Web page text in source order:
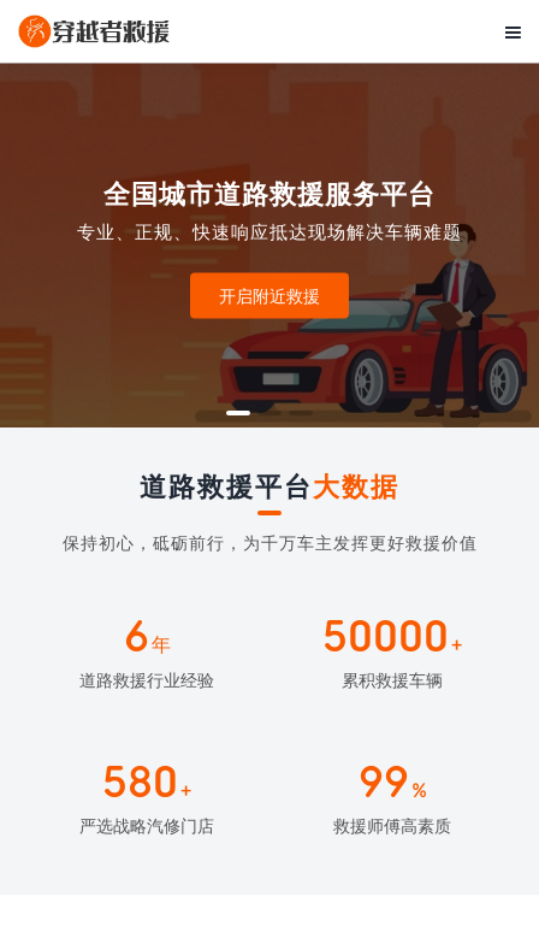

全国城市道路救援服务平台
专业、正规、快速响应抵达现场解决车辆难题
开启附近救援
道路救援平台大数据
保持初心，砥砺前行，为千万车主发挥更好救援价值
6年
道路救援行业经验
50000 +
累积救援车辆
580 +
严选战略汽修门店
99 %
救援师傅高素质